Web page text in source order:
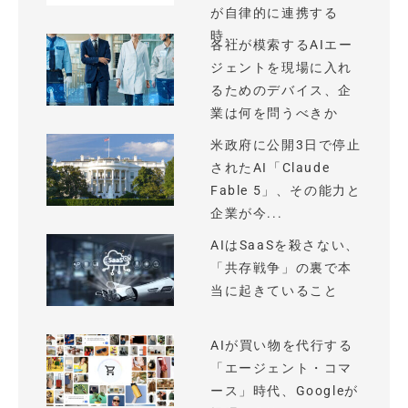
が自律的に連携する
時...
各社が模索するAIエー
ジェントを現場に入れ
るためのデバイス、企
業は何を問うべきか
米政府に公開3日で停止
されたAI「Claude
Fable 5」、その能力と
企業が今...
AIはSaaSを殺さない、
「共存戦争」の裏で本
当に起きていること
AIが買い物を代行する
「エージェント・コマ
ース」時代、Googleが